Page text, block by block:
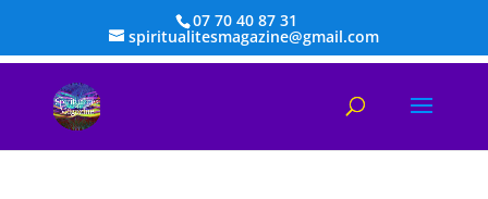
07 70 40 87 31
spiritualitesmagazine@gmail.com